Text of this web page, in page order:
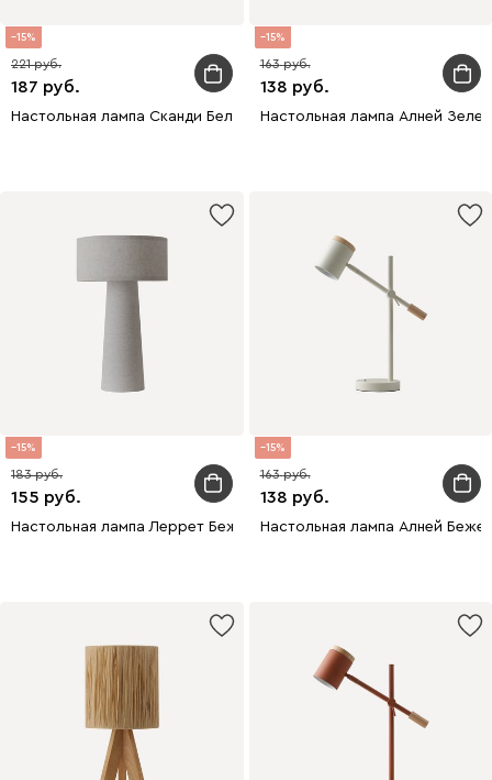
15
187
221
Настольная лампа Сканди Белый
15
138
163
Настольная лампа Алней
15
155
183
Настольная лампа Леррет Бежевый
15
138
163
Настольная лампа Алней